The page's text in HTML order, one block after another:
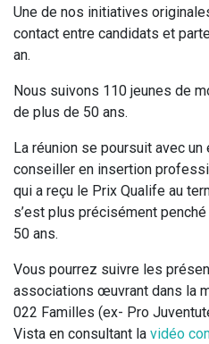
Une de nos initiatives
contact entre candidats et
an.
Nous suivons 110 jeunes de
de plus de 50 ans.
La réunion se poursuit avec
conseiller en insertion
qui a reçu le Prix Qualife au
s’est plus précisément
50 ans.
Vous pourrez suivre les
associations œuvrant dans la
022 Familles (ex- Pro
Vista en consultant la vidéo